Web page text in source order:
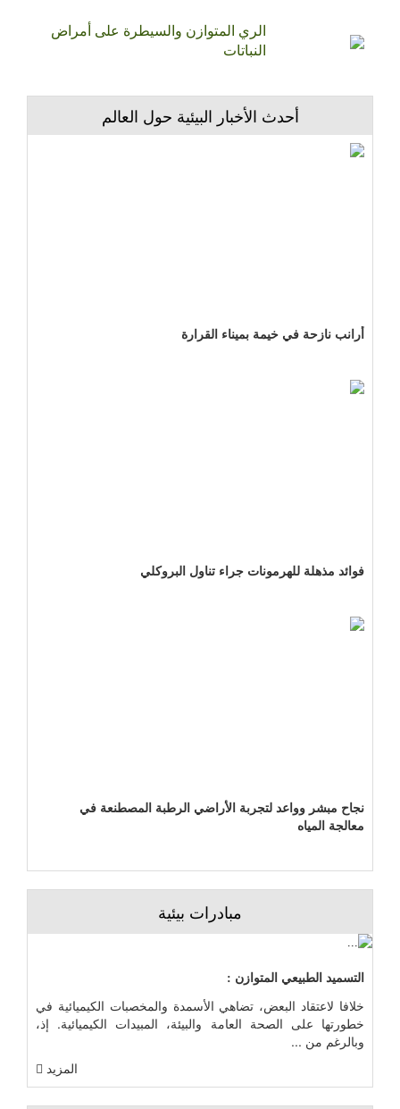
الري المتوازن والسيطرة على أمراض
النباتات
أحدث الأخبار البيئية حول العالم
أرانب نازحة في خيمة بميناء القرارة
فوائد مذهلة للهرمونات جراء تناول البروكلي
نجاح مبشر وواعد لتجربة الأراضي الرطبة المصطنعة في
معالجة المياه
مبادرات بيئية
التسميد الطبيعي المتوازن :
خلافا لاعتقاد البعض، تضاهي الأسمدة والمخصبات الكيميائية في
خطورتها على الصحة العامة والبيئة، المبيدات الكيميائية. إذ،
وبالرغم من ...
المزيد